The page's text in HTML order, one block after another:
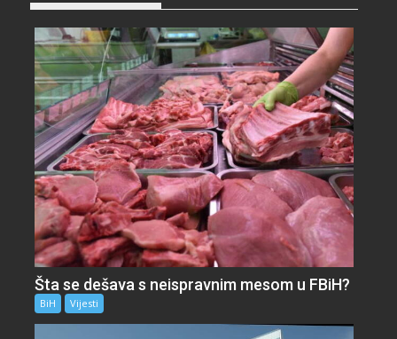
Šta se dešava s neispravnim mesom u FBiH?
BiH Vijesti